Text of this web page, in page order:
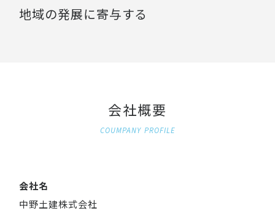
地域の発展に寄与する
会社概要
COUMPANY PROFILE
会社名
中野土建株式会社